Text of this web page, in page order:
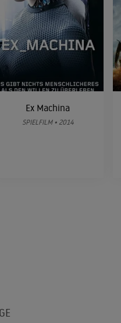
Ex Machina
SPIELFILM • 2014